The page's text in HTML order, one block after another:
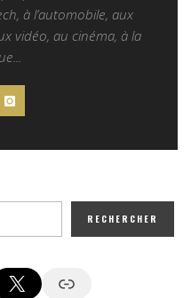
à l’automobile, aux
vidéo, au cinéma, à la
RECHERCHER
X Google News